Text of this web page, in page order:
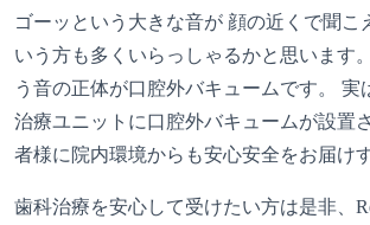
ゴーッという大きな音が 顔の近くで聞こ
いう方も多くいらっしゃるかと思います
う音の正体が口腔外バキュームです。 実
治療ユニットに口腔外バキュームが設置
者様に院内環境からも安心安全をお届け
歯科治療を安心して受けたい方は是非、